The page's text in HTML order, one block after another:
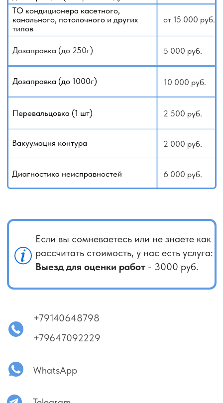
Telegram
Заказать услугу
Каталог кондиционеров
ВНИМАНИЕ!
проводить ежегодное техническое обслуживание
кондиционера перед началом сезона эксплуатации.
Нередко выясняется, что оборудование не получает
и со стороны владельцев. В лучшем случае
а в некоторых ситуациях кондиционер используется
оседают на испарителе, способствуя образованию
к неприятным запахам и снижению эффективности
работы оборудования.
Принцип работы внутреннего блока основан на заборе
воздуха через фильтр, его прохождении через
испаритель и последующем охлаждении. Очищенный
дополнительного подмешивания свежего воздуха
что кондиционер может работать годами без
обслуживания — это приводит к скоплению грязи,
неприятным запахам и в отдельных случаях может
самостоятельно: снимите фильтр и осмотрите
испаритель на предмет загрязнений. Также при
выключенном кондиционере можно аккуратно
блока. Если заметны следы пыли и налёта, рекомендуем